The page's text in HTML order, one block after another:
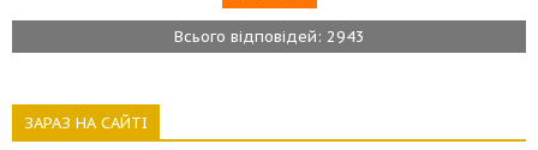
Всього відповідей: 2943
ЗАРАЗ НА САЙТІ